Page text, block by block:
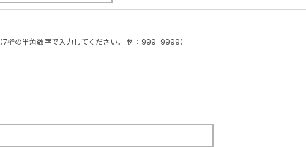
（7桁の半角数字で入力してください。 例：999-9999）